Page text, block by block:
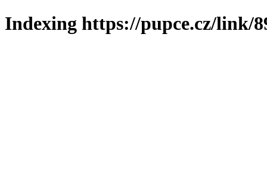
Indexing https://pupce.cz/link/